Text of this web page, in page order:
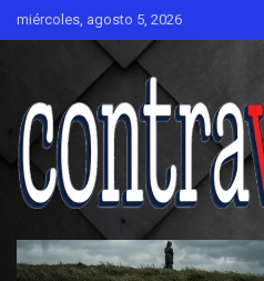
miércoles, agosto 5, 2026
CONTRAVIENTO